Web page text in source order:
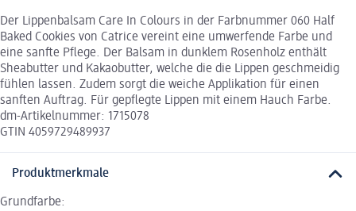
Der Lippenbalsam Care In Colours in der Farbnummer 060 Half
Baked Cookies von Catrice vereint eine umwerfende Farbe und
eine sanfte Pflege. Der Balsam in dunklem Rosenholz enthält
Sheabutter und Kakaobutter, welche die die Lippen geschmeidig
fühlen lassen. Zudem sorgt die weiche Applikation für einen
sanften Auftrag. Für gepflegte Lippen mit einem Hauch Farbe.
dm-Artikelnummer: 1715078
GTIN 4059729489937
Produktmerkmale
Grundfarbe: